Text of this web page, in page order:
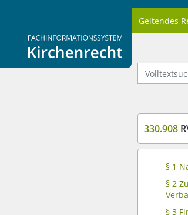
Logo Fachinformationssystem
Geltendes
330.908
§ 1
§ 2
§ 3